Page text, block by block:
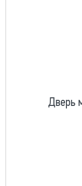
Дверь